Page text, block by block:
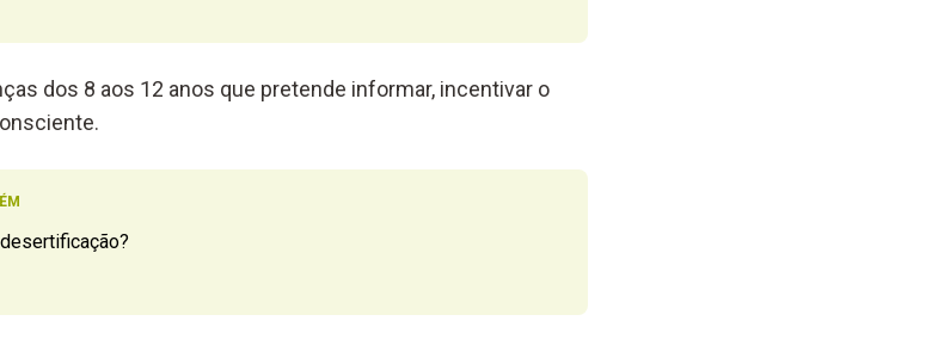
dos 8 aos 12 anos que pretende informar, incentivar o